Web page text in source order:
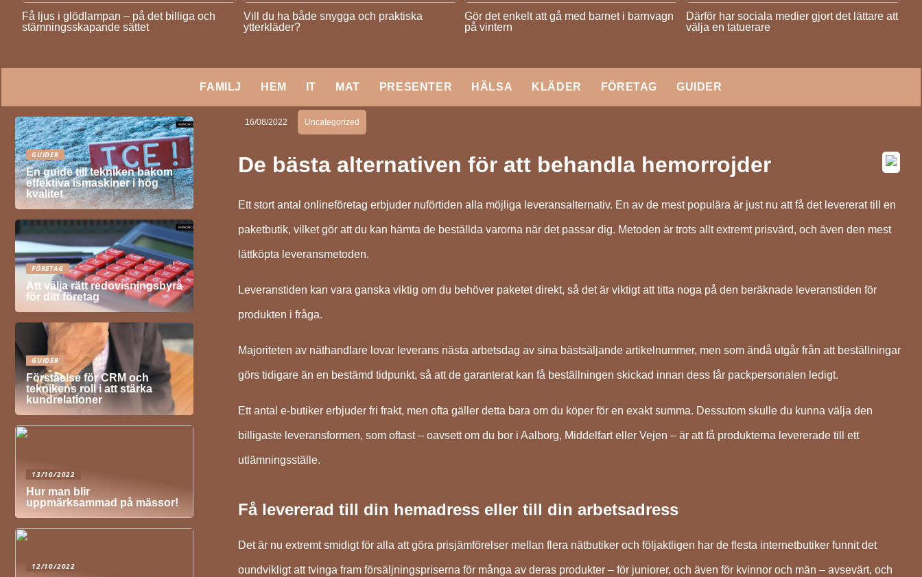
Få ljus i glödlampan – på det billiga och
stämningsskapande sättet
Vill du ha både snygga och praktiska
ytterkläder?
Gör det enkelt att gå med barnet i barnvagn
på vintern
Därför har sociala medier gjort det lättare att
välja en tatuerare
FAMILJ HEM IT MAT PRESENTER HÄLSA KLÄDER FÖRETAG GUIDER
16/08/2022 Uncategorized
De bästa alternativen för att behandla hemorrojder
Ett stort antal onlineföretag erbjuder nuförtiden alla möjliga leveransalternativ. En av de mest populära är just nu att få det levererat till en
paketbutik, vilket gör att du kan hämta de beställda varorna när det passar dig. Metoden är trots allt extremt prisvärd, och även den mest
lättköpta leveransmetoden.
Leveranstiden kan vara ganska viktig om du behöver paketet direkt, så det är viktigt att titta noga på den beräknade leveranstiden för
produkten i fråga.
Majoriteten av näthandlare lovar leverans nästa arbetsdag av sina bästsäljande artikelnummer, men som ändå utgår från att beställningar
görs tidigare än en bestämd tidpunkt, så att de garanterat kan få beställningen skickad innan dess får packpersonalen ledigt.
Ett antal e-butiker erbjuder fri frakt, men ofta gäller detta bara om du köper för en exakt summa. Dessutom skulle du kunna välja den
billigaste leveransformen, som oftast – oavsett om du bor i Aalborg, Middelfart eller Vejen – är att få produkterna levererade till ett
utlämningsställe.
Få levererad till din hemadress eller till din arbetsadress
Det är nu extremt smidigt för alla att göra prisjämförelser mellan flera nätbutiker och följaktligen har de flesta internetbutiker funnit det
oundvikligt att tvinga fram försäljningspriserna för många av deras produkter – för juniorer, och även för kvinnor och män – avsevärt, och
GUIDER
En guide till tekniken bakom
effektiva ismaskiner i hög
kvalitet
FÖRETAG
Att välja rätt redovisningsbyrå
för ditt företag
GUIDER
Förståelse för CRM och
teknikens roll i att stärka
kundrelationer
13/10/2022
Hur man blir
uppmärksammad på mässor!
12/10/2022